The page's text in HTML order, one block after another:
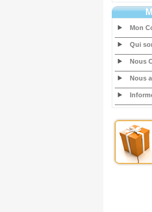
Mon
Qui
Nous
Nous